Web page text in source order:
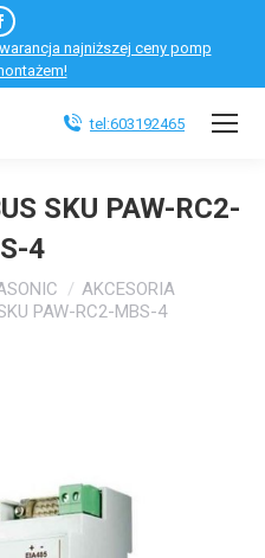
Facebook
otworzy
się
najniższej ceny pomp
tel:603192465
SKU PAW-RC2-
4
AKCESORIA
PAW-RC2-MBS-4